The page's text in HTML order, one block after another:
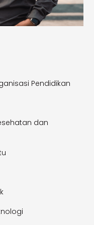
Pendidikan
dan